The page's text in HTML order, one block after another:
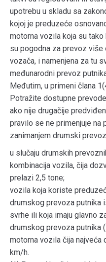
upotrebu u skladu sa
kojoj je preduzeće
motorna vozila koja su
su pogodna za prevoz više
vozača, i namenjena za tu
međunarodni prevoz
Međutim, u primeni člana
Potražite dostupne
ako nije drugačije
pravilo se ne primenjuje na
zanimanjem drumski
u slučaju drumskih
kombinacija vozila, čija
prelazi 2,5 tone;
vozila koja koriste
drumskog prevoza putnika
svrhe ili koja imaju glavno
drumskog prevoza putnika
motorna vozila čija
km/h.